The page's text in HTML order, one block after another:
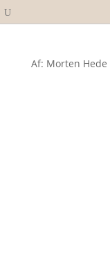
Af: Morten Hede